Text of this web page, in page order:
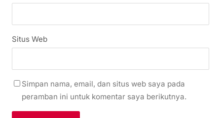
Situs Web
Simpan nama, email, dan situs web saya pada
peramban ini untuk komentar saya berikutnya.